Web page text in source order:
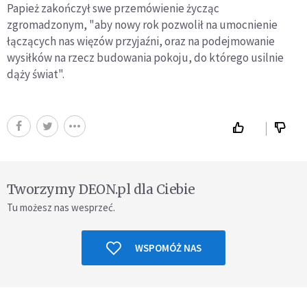
Papież zakończył swe przemówienie życząc
zgromadzonym, "aby nowy rok pozwolił na umocnienie
łączących nas więzów przyjaźni, oraz na podejmowanie
wysiłków na rzecz budowania pokoju, do którego usilnie
dąży świat".
Tworzymy DEON.pl dla Ciebie
Tu możesz nas wesprzeć.
WSPOMÓŻ NAS